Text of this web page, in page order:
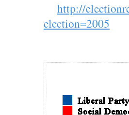
http://
election=2005